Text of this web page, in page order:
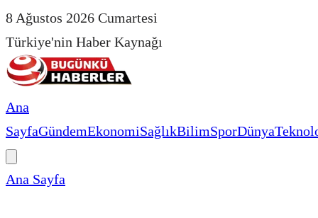
8 Ağustos 2026 Cumartesi
Türkiye'nin Haber Kaynağı
Ana
SayfaGündemEkonomiSağlıkBilimSporDünya
Ana Sayfa